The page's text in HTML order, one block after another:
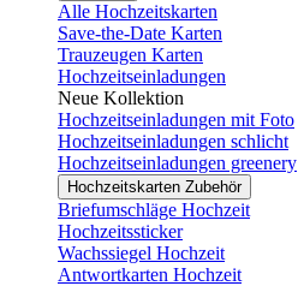
Alle Hochzeitskarten
Save-the-Date Karten
Trauzeugen Karten
Hochzeitseinladungen
Neue Kollektion
Hochzeitseinladungen mit Foto
Hochzeitseinladungen schlicht
Hochzeitseinladungen greenery
Hochzeitskarten Zubehör
Briefumschläge Hochzeit
Hochzeitssticker
Wachssiegel Hochzeit
Antwortkarten Hochzeit